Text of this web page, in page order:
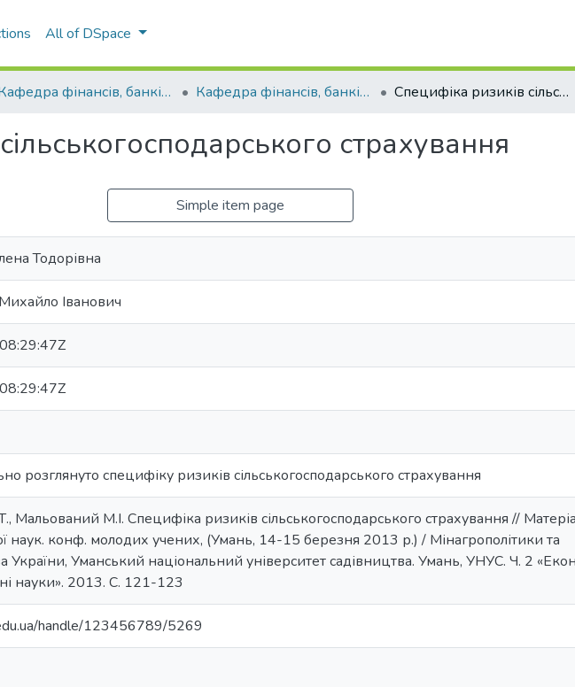
All of DSpace
Кафедра фінансів, банківської справи та страхування Кафедра фінансів, банківської справи та страхування Специфіка ризиків сільськогосподарського страхування
страхування
Simple item page
Тодорівна
Іванович
розглянуто специфіку ризиків сільськогосподарського страхування
Мальований М.І. Специфіка ризиків сільськогосподарського страхування //
наук. конф. молодих учених, (Умань, 14-15 березня 2013 р.) / Мінагрополітики та
України, Уманський національний університет садівництва. Умань, УНУС. Ч. 2
науки». 2013. С. 121-123
handle/123456789/5269